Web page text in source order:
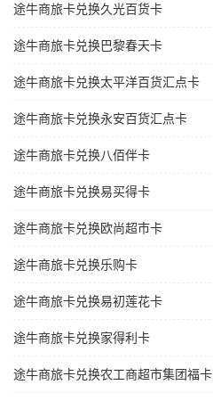
途牛商旅卡兑换久光百货卡
途牛商旅卡兑换巴黎春天卡
途牛商旅卡兑换太平洋百货汇点卡
途牛商旅卡兑换永安百货汇点卡
途牛商旅卡兑换八佰伴卡
途牛商旅卡兑换易买得卡
途牛商旅卡兑换欧尚超市卡
途牛商旅卡兑换乐购卡
途牛商旅卡兑换易初莲花卡
途牛商旅卡兑换家得利卡
途牛商旅卡兑换农工商超市集团福卡